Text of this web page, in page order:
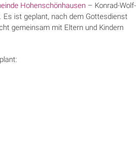
Hohenschönhausen– Konrad-Wolf-
Es ist geplant, nach dem Gottesdienst
gemeinsam mit Eltern und Kindern